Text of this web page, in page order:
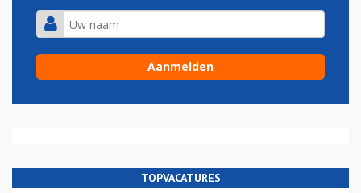
TOPVACATURES